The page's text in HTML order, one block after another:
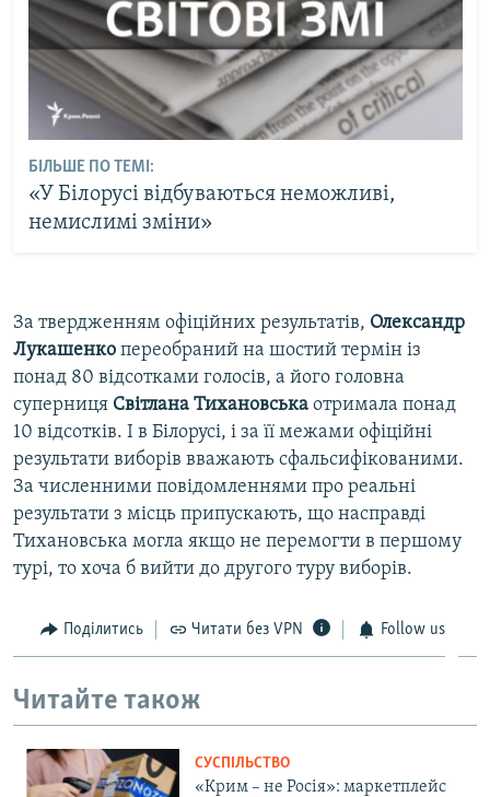
БІЛЬШЕ ПО ТЕМІ:
«У Білорусі відбуваються неможливі,
немислимі зміни»
За твердженням офіційних результатів, Олександр
Лукашенко переобраний на шостий термін із
понад 80 відсотками голосів, а його головна
суперниця Світлана Тихановська отримала понад
10 відсотків. І в Білорусі, і за її межами офіційні
результати виборів вважають сфальсифікованими.
За численними повідомленнями про реальні
результати з місць припускають, що насправді
Тихановська могла якщо не перемогти в першому
турі, то хоча б вийти до другого туру виборів.
Поділитись Читати без VPN Follow us
Читайте також
СУСПІЛЬСТВО
«Крим – не Росія»: маркетплейс